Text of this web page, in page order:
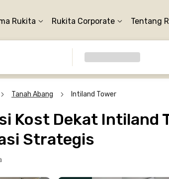
Rukita Rukita Corporate Tentang
Tanah Abang Intiland Tower
Kost Dekat Intiland
Strategis